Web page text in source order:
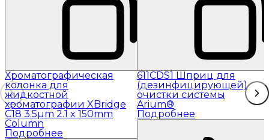
Хроматографическая
колонка для
жидкостной
хроматографии XBridge
C18 3.5µm 2.1 x 150mm
Column
Подробнее
611CDS1 Шприц для
(дезинфицирующей)
очистки системы
Arium®
Подробнее